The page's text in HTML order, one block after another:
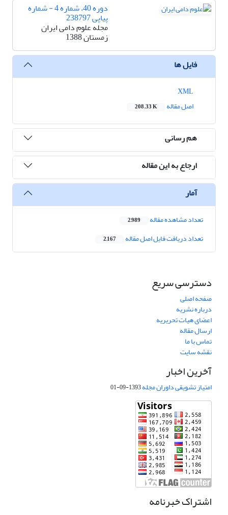
دوره 40، شماره 4 - شماره
پیاپی 238797
مجله علوم دامی ایران
زمستان 1388
فایل ها
اصل مقاله
208.33 K
هم رسانی
ارجاع به این مقاله
آمار
تعداد مشاهده مقاله 2,989
تعداد دریافت فایل اصل مقاله 2,167
دسترسی سریع
صفحه اصلی
درباره نشریه
اعضای هیات تحریریه
ارسال مقاله
تماس با ما
نقشه سایت
آخرین اخبار
امتیاز تشویقی داوران مجله1393-09-01
اشتراک خبرنامه